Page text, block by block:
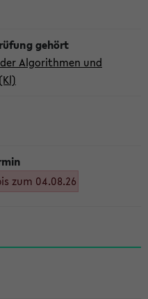
Algorithmen und
zum 04.08.26